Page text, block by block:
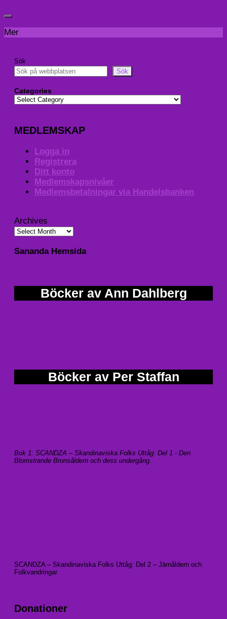
Mer
Sök
Sök
Categories
MEDLEMSKAP
Logga in
Registrera
Ditt konto
Medlemskapsnivåer
Medlemsbetalningar via Handelsbanken
Archives
Sananda Hemsida
Böcker av Ann Dahlberg
Böcker av Per Staffan
Bok 1: SCANDZA – Skandinaviska Folks Uttåg: Del 1 - Den
Blomstrande Bronsåldern och dess undergång.
SCANDZA – Skandinaviska Folks Uttåg: Del 2 – Järnåldern och
Folkvandringar
Donationer